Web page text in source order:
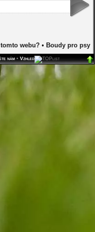
webu? • Boudy pro psy
nám •Vzhled